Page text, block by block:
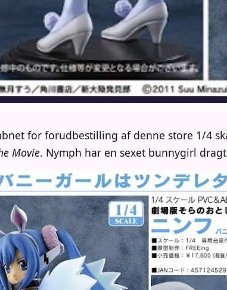
for forudbestilling af denne store 1/4
Movie. Nymph har en sexet bunnygirl